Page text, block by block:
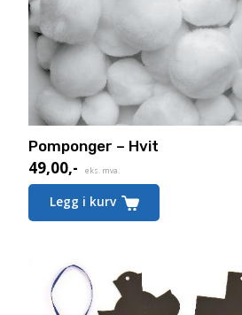
Pomponger – Hvit
49,00,- eks. mva.
Legg i kurv